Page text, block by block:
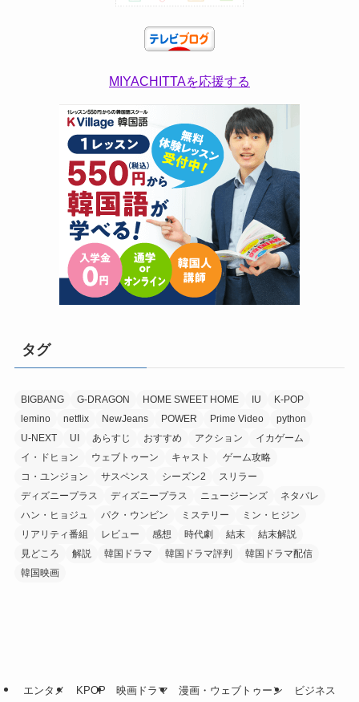
MIYACHITTAを応援する
タグ
BIGBANG G-DRAGON HOME SWEET HOME IU
K-POP
lemino
netflix NewJeans POWER Prime Video
python
U-NEXT
UI あらすじ おすすめ アクション
イカゲーム
イ・ドヒョン
ウェブトゥーン キャスト
ゲーム攻略
コ・ユンジョン
サスペンス シーズン2
スリラー
ディズニープラス
ディズニープラス ニュージーンズ
ネタバレ
ハン・ヒョジュ
パク・ウンビン ミステリー
ミン・ヒジン
リアリティ番組
レビュー 感想 時代劇 結末
結末解説
見どころ
解説 韓国ドラマ 韓国ドラマ評判
韓国ドラマ配信
韓国映画
エンタメ KPOP 映画ドラマ 漫画・ウェブトゥーン ビジネス